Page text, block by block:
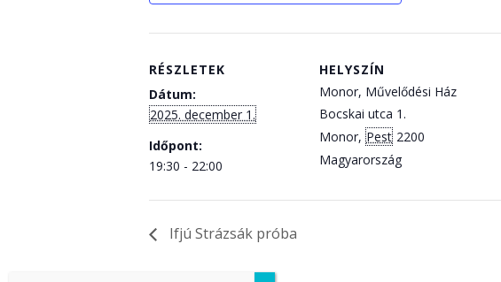
RÉSZLETEK
Dátum:
2025. december 1.
Időpont:
19:30 - 22:00
HELYSZÍN
Monor, Művelődési Ház
Bocskai utca 1.
Monor, Pest 2200
Magyarország
Ifjú Strázsák próba